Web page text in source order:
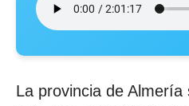
La provincia de